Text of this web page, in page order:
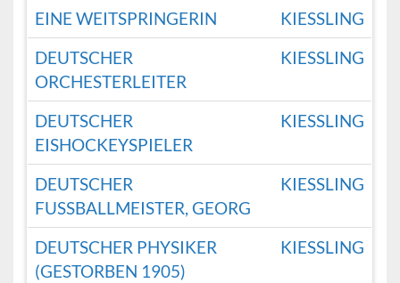
EINE WEITSPRINGERIN
KIESSLING
DEUTSCHER
ORCHESTERLEITER
KIESSLING
DEUTSCHER
EISHOCKEYSPIELER
KIESSLING
DEUTSCHER
FUSSBALLMEISTER, GEORG
KIESSLING
DEUTSCHER PHYSIKER
(GESTORBEN 1905)
KIESSLING